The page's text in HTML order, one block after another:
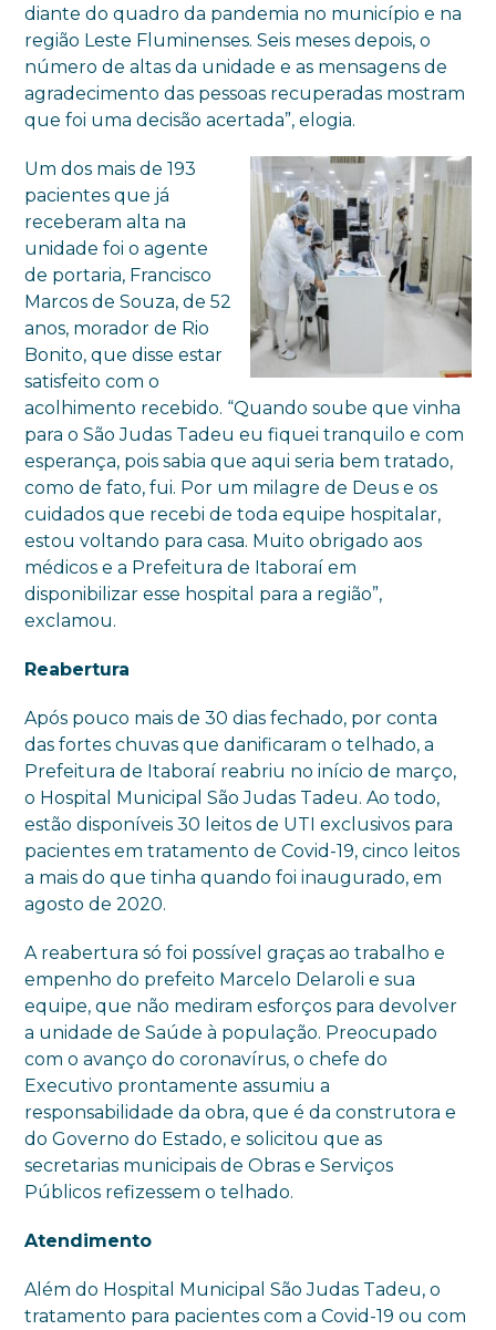
diante do quadro da pandemia no município e na
região Leste Fluminenses. Seis meses depois, o
número de altas da unidade e as mensagens de
agradecimento das pessoas recuperadas mostram
que foi uma decisão acertada”, elogia.
Um dos mais de 193
pacientes que já
receberam alta na
unidade foi o agente
de portaria, Francisco
Marcos de Souza, de 52
anos, morador de Rio
Bonito, que disse estar
satisfeito com o
acolhimento recebido. “Quando soube que vinha
para o São Judas Tadeu eu fiquei tranquilo e com
esperança, pois sabia que aqui seria bem tratado,
como de fato, fui. Por um milagre de Deus e os
cuidados que recebi de toda equipe hospitalar,
estou voltando para casa. Muito obrigado aos
médicos e a Prefeitura de Itaboraí em
disponibilizar esse hospital para a região”,
exclamou.
Reabertura
Após pouco mais de 30 dias fechado, por conta
das fortes chuvas que danificaram o telhado, a
Prefeitura de Itaboraí reabriu no início de março,
o Hospital Municipal São Judas Tadeu. Ao todo,
estão disponíveis 30 leitos de UTI exclusivos para
pacientes em tratamento de Covid-19, cinco leitos
a mais do que tinha quando foi inaugurado, em
agosto de 2020.
A reabertura só foi possível graças ao trabalho e
empenho do prefeito Marcelo Delaroli e sua
equipe, que não mediram esforços para devolver
a unidade de Saúde à população. Preocupado
com o avanço do coronavírus, o chefe do
Executivo prontamente assumiu a
responsabilidade da obra, que é da construtora e
do Governo do Estado, e solicitou que as
secretarias municipais de Obras e Serviços
Públicos refizessem o telhado.
Atendimento
Além do Hospital Municipal São Judas Tadeu, o
tratamento para pacientes com a Covid-19 ou com